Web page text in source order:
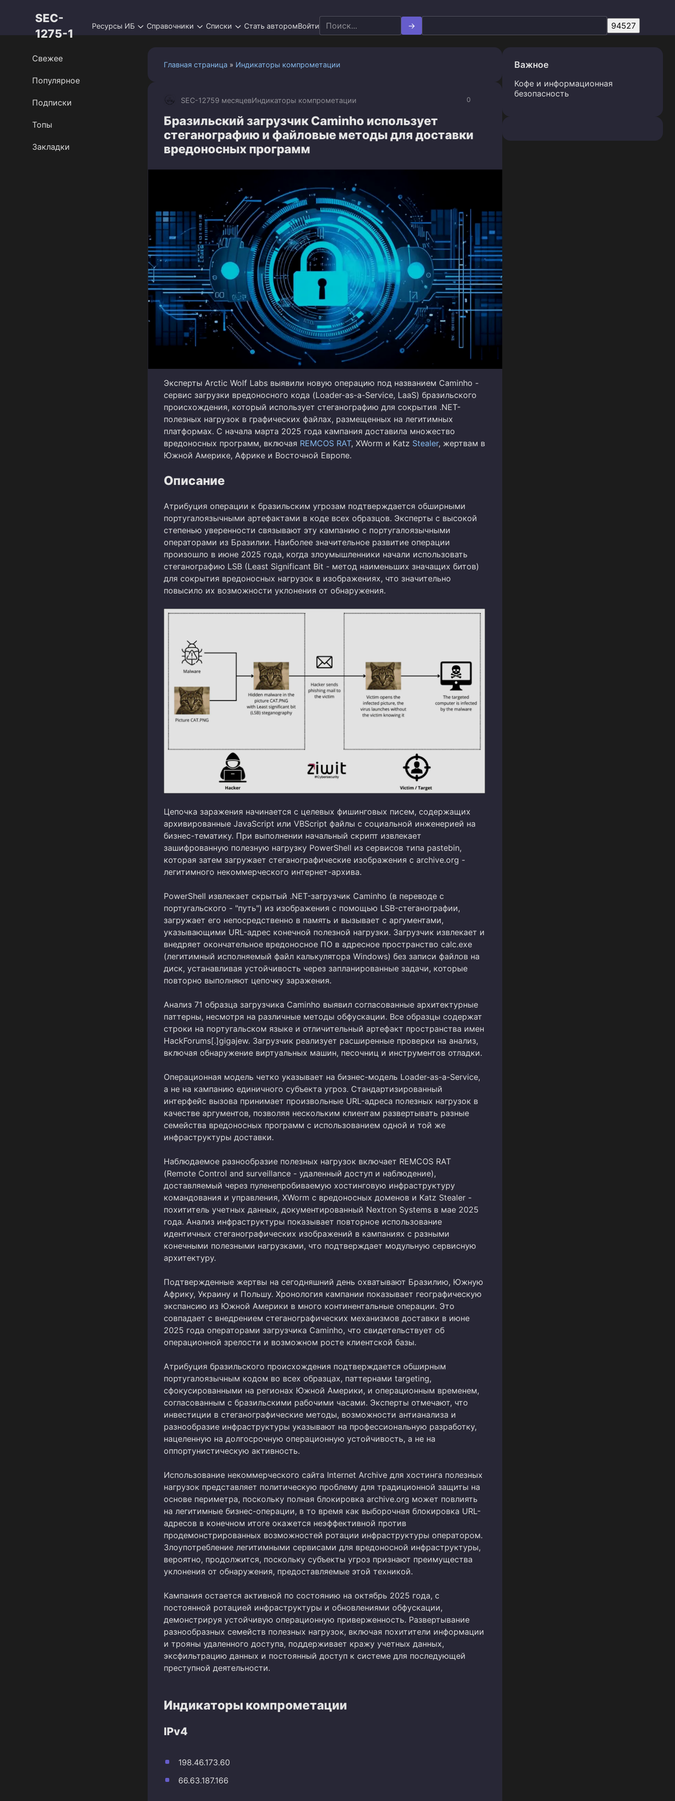
SEC-
1275-1
Ресурсы ИБ Справочники Списки Стать авторомВойти Search
for:
Главная страница » Индикаторы компрометации
0
SEC-12759 месяцевИндикаторы компрометации
Бразильский загрузчик Caminho использует
стеганографию и файловые методы для доставки
вредоносных программ
Эксперты Arctic Wolf Labs выявили новую операцию под названием Caminho -
сервис загрузки вредоносного кода (Loader-as-a-Service, LaaS) бразильского
происхождения, который использует стеганографию для сокрытия .NET-
полезных нагрузок в графических файлах, размещенных на легитимных
платформах. С начала марта 2025 года кампания доставила множество
вредоносных программ, включая REMCOS RAT, XWorm и Katz Stealer, жертвам в
Южной Америке, Африке и Восточной Европе.
Описание
Атрибуция операции к бразильским угрозам подтверждается обширными
португалоязычными артефактами в коде всех образцов. Эксперты с высокой
степенью уверенности связывают эту кампанию с португалоязычными
операторами из Бразилии. Наиболее значительное развитие операции
произошло в июне 2025 года, когда злоумышленники начали использовать
стеганографию LSB (Least Significant Bit - метод наименьших значащих битов)
для сокрытия вредоносных нагрузок в изображениях, что значительно
повысило их возможности уклонения от обнаружения.
Цепочка заражения начинается с целевых фишинговых писем, содержащих
архивированные JavaScript или VBScript файлы с социальной инженерией на
бизнес-тематику. При выполнении начальный скрипт извлекает
зашифрованную полезную нагрузку PowerShell из сервисов типа pastebin,
которая затем загружает стеганографические изображения с archive.org -
легитимного некоммерческого интернет-архива.
PowerShell извлекает скрытый .NET-загрузчик Caminho (в переводе с
португальского - "путь") из изображения с помощью LSB-стеганографии,
загружает его непосредственно в память и вызывает с аргументами,
указывающими URL-адрес конечной полезной нагрузки. Загрузчик извлекает и
внедряет окончательное вредоносное ПО в адресное пространство calc.exe
(легитимный исполняемый файл калькулятора Windows) без записи файлов на
диск, устанавливая устойчивость через запланированные задачи, которые
повторно выполняют цепочку заражения.
Анализ 71 образца загрузчика Caminho выявил согласованные архитектурные
паттерны, несмотря на различные методы обфускации. Все образцы содержат
строки на португальском языке и отличительный артефакт пространства имен
HackForums[.]gigajew. Загрузчик реализует расширенные проверки на анализ,
включая обнаружение виртуальных машин, песочниц и инструментов отладки.
Операционная модель четко указывает на бизнес-модель Loader-as-a-Service,
а не на кампанию единичного субъекта угроз. Стандартизированный
интерфейс вызова принимает произвольные URL-адреса полезных нагрузок в
качестве аргументов, позволяя нескольким клиентам развертывать разные
семейства вредоносных программ с использованием одной и той же
инфраструктуры доставки.
Наблюдаемое разнообразие полезных нагрузок включает REMCOS RAT
(Remote Control and surveillance - удаленный доступ и наблюдение),
доставляемый через пуленепробиваемую хостинговую инфраструктуру
командования и управления, XWorm с вредоносных доменов и Katz Stealer -
похититель учетных данных, документированный Nextron Systems в мае 2025
года. Анализ инфраструктуры показывает повторное использование
идентичных стеганографических изображений в кампаниях с разными
конечными полезными нагрузками, что подтверждает модульную сервисную
архитектуру.
Подтвержденные жертвы на сегодняшний день охватывают Бразилию, Южную
Африку, Украину и Польшу. Хронология кампании показывает географическую
экспансию из Южной Америки в много континентальные операции. Это
совпадает с внедрением стеганографических механизмов доставки в июне
2025 года операторами загрузчика Caminho, что свидетельствует об
операционной зрелости и возможном росте клиентской базы.
Атрибуция бразильского происхождения подтверждается обширным
португалоязычным кодом во всех образцах, паттернами targeting,
сфокусированными на регионах Южной Америки, и операционным временем,
согласованным с бразильскими рабочими часами. Эксперты отмечают, что
инвестиции в стеганографические методы, возможности антианализа и
разнообразие инфраструктуры указывают на профессиональную разработку,
нацеленную на долгосрочную операционную устойчивость, а не на
оппортунистическую активность.
Использование некоммерческого сайта Internet Archive для хостинга полезных
нагрузок представляет политическую проблему для традиционной защиты на
основе периметра, поскольку полная блокировка archive.org может повлиять
на легитимные бизнес-операции, в то время как выборочная блокировка URL-
адресов в конечном итоге окажется неэффективной против
продемонстрированных возможностей ротации инфраструктуры оператором.
Злоупотребление легитимными сервисами для вредоносной инфраструктуры,
вероятно, продолжится, поскольку субъекты угроз признают преимущества
уклонения от обнаружения, предоставляемые этой техникой.
Кампания остается активной по состоянию на октябрь 2025 года, с
постоянной ротацией инфраструктуры и обновлениями обфускации,
демонстрируя устойчивую операционную приверженность. Развертывание
разнообразных семейств полезных нагрузок, включая похитители информации
и трояны удаленного доступа, поддерживает кражу учетных данных,
эксфильтрацию данных и постоянный доступ к системе для последующей
преступной деятельности.
Индикаторы компрометации
IPv4
198.46.173.60
66.63.187.166
Свежее
Популярное
Подписки
Топы
Закладки
Важное
Кофе и информационная
безопасность